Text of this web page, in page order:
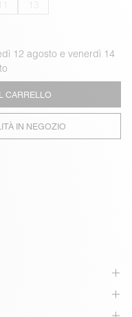
12 agosto e venerdì 14
CARRELLO
IN NEGOZIO